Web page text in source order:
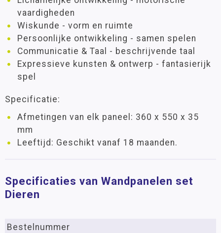
vaardigheden
Wiskunde - vorm en ruimte
Persoonlijke ontwikkeling - samen spelen
Communicatie & Taal - beschrijvende taal
Expressieve kunsten & ontwerp - fantasierijk
spel
Specificatie:
Afmetingen van elk paneel: 360 x 550 x 35
mm
Leeftijd: Geschikt vanaf 18 maanden.
Specificaties van Wandpanelen set
Dieren
Bestelnummer